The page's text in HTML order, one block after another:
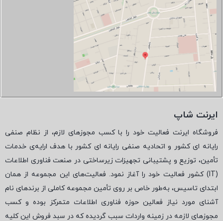
ایرنت شاپ
فروشگاه ایرنت فعالیت خود را با کسب مجوزهای لازم، از نظام صنفی
رایانه ای کشور و اتحادیه صنفی رایانه ای کشور با هدف ارایه‌ی خدمات
تأمین، توزیع و پشتیبانی تجهیزات زیرساختی در صنعت فناوری اطلاعات
(
IT) کشور فعالیت خود را آغاز نمود. فعالیت‌های این مجموعه از همان
ابتدای تاسیس، به‌طور خاص بر روی تأمین مجموعه کاملی از برندهای نام
آشنای مورد نیاز فعالین حوزه فناوری اطلاعات متمرکز بوده و کسب
مجوزهای لازمه در زمینه واردات سبب گردیده که در سبد فروش این کلیه